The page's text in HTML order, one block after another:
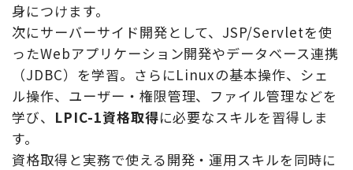
身につけます。
次にサーバーサイド開発として、JSP/Servletを使
ったWebアプリケーション開発やデータベース連携
（JDBC）を学習。さらにLinuxの基本操作、シェ
ル操作、ユーザー・権限管理、ファイル管理などを
学び、 LPIC-1資格取得に必要なスキルを習得しま
す。
資格取得と実務で使える開発・運用スキルを同時に